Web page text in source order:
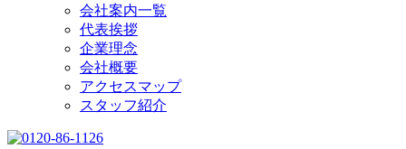
会社案内一覧
代表挨拶
企業理念
会社概要
アクセスマップ
スタッフ紹介